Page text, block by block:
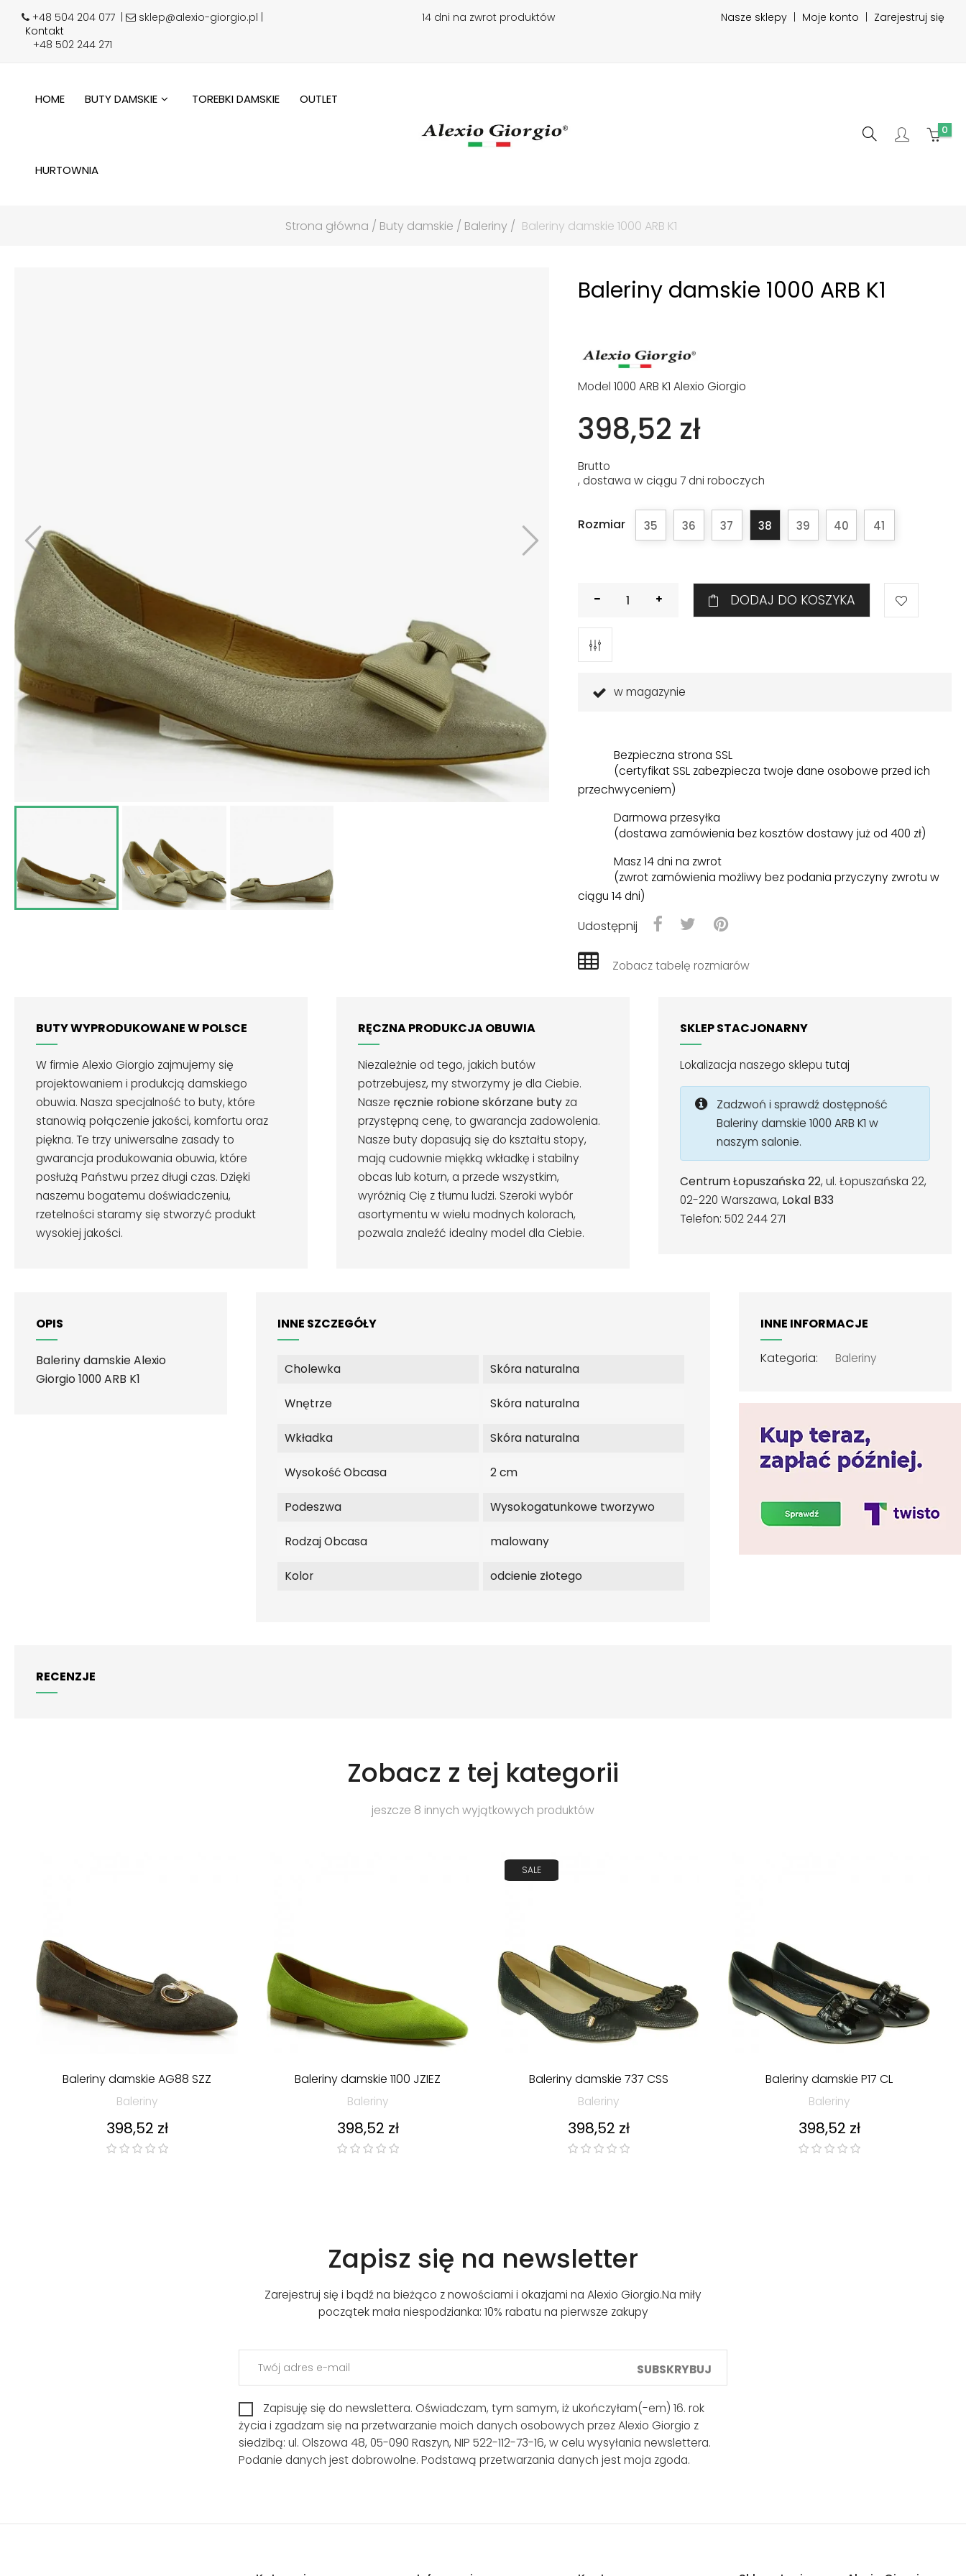
+48 504 204 077
sklep@alexio-giorgio.pl |
Kontakt
+48 502 244 271
14 dni na zwrot produktów Nasze sklepy Moje konto Zarejestruj się
HOME BUTY DAMSKIE TOREBKI DAMSKIE OUTLET
HURTOWNIA
0
Strona główna Buty damskie Baleriny Baleriny damskie 1000 ARB K1
Baleriny damskie 1000 ARB K1
Model 1000 ARB K1 Alexio Giorgio
398,52 zł
Brutto
, dostawa w ciągu 7 dni roboczych
Rozmiar 35 36 37 38 39 40 41
DODAJ DO KOSZYKA
w magazynie
Bezpieczna strona SSL
(certyfikat SSL zabezpiecza twoje dane osobowe przed ich
przechwyceniem)
Darmowa przesyłka
(dostawa zamówienia bez kosztów dostawy już od 400 zł)
Masz 14 dni na zwrot
(zwrot zamówienia możliwy bez podania przyczyny zwrotu w
ciągu 14 dni)
Udostępnij
Zobacz tabelę rozmiarów
BUTY WYPRODUKOWANE W POLSCE
W firmie Alexio Giorgio zajmujemy się
projektowaniem i produkcją damskiego
obuwia. Nasza specjalność to buty, które
stanowią połączenie jakości, komfortu oraz
piękna. Te trzy uniwersalne zasady to
gwarancja produkowania obuwia, które
posłużą Państwu przez długi czas. Dzięki
naszemu bogatemu doświadczeniu,
rzetelności staramy się stworzyć produkt
wysokiej jakości.
RĘCZNA PRODUKCJA OBUWIA
Niezależnie od tego, jakich butów
potrzebujesz, my stworzymy je dla Ciebie.
Nasze ręcznie robione skórzane butyza
przystępną cenę, to gwarancja zadowolenia.
Nasze buty dopasują się do kształtu stopy,
mają cudownie miękką wkładkę i stabilny
obcas lub koturn, a przede wszystkim,
wyróżnią Cię z tłumu ludzi. Szeroki wybór
asortymentu w wielu modnych kolorach,
pozwala znaleźć idealny model dla Ciebie.
SKLEP STACJONARNY
Lokalizacja naszego sklepu tutaj
Zadzwoń i sprawdź dostępność
Baleriny damskie 1000 ARB K1 w
naszym salonie.
Centrum Łopuszańska 22, ul. Łopuszańska 22,
02-220 Warszawa, Lokal B33
Telefon: 502 244 271
OPIS
Baleriny damskie Alexio
Giorgio 1000 ARB K1
INNE SZCZEGÓŁY
Cholewka Skóra naturalna
Wnętrze Skóra naturalna
Wkładka Skóra naturalna
Wysokość Obcasa 2 cm
Podeszwa Wysokogatunkowe tworzywo
Rodzaj Obcasa malowany
Kolor odcienie złotego
INNE INFORMACJE
Kategoria: Baleriny
RECENZJE
Zobacz z tej kategorii
jeszcze 8 innych wyjątkowych produktów
Baleriny damskie AG88 SZZ
Baleriny
Cena
398,52 zł
Baleriny damskie 1100 JZIEZ
Baleriny
Cena
398,52 zł
SALE
Baleriny damskie 737 CSS
Baleriny
Cena
398,52 zł
Baleriny damskie P17 CL
Baleriny
Cena
398,52 zł
Zapisz się na newsletter
Zarejestruj się i bądź na bieżąco z nowościami i okazjami na Alexio Giorgio.Na miły
początek mała niespodzianka: 10% rabatu na pierwsze zakupy
SUBSKRYBUJ
Zapisuję się do newslettera. Oświadczam, tym samym, iż ukończyłam(-em) 16. rok
życia i zgadzam się na przetwarzanie moich danych osobowych przez Alexio Giorgio z
siedzibą: ul. Olszowa 48, 05-090 Raszyn, NIP 522-112-73-16, w celu wysyłania newslettera.
Podanie danych jest dobrowolne. Podstawą przetwarzania danych jest moja zgoda.